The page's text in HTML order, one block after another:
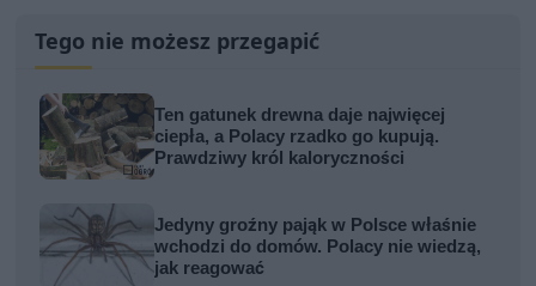
Tego nie możesz przegapić
Ten gatunek drewna daje najwięcej
ciepła, a Polacy rzadko go kupują.
Prawdziwy król kaloryczności
Jedyny groźny pająk w Polsce właśnie
wchodzi do domów. Polacy nie wiedzą,
jak reagować